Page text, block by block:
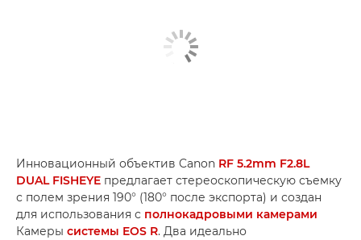
Инновационный объектив Canon RF 5.2mm F2.8L
DUAL FISHEYE предлагает стереоскопическую съемку
с полем зрения 190° (180° после экспорта) и создан
для использования с полнокадровыми камерами
Камеры системы EOS R. Два идеально